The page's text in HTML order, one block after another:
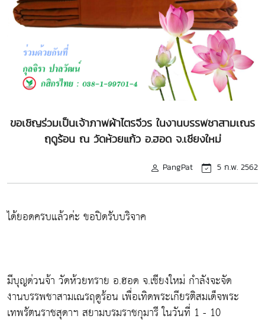
ขอเชิญร่วมเป็นเจ้าภาพผ้าไตรจีวร ในงานบรรพชาสามเณร
ฤดูร้อน ณ วัดห้วยแก้ว อ.ฮอด จ.เชียงใหม่
PangPat 5 ก.พ. 2562
ได้ยอดครบแล้วค่ะ ขอปิดรับบริจาค
มีบุญด่วนจ้า วัดห้วยทราย อ.ฮอด จ.เชียงใหม่ กำลังจะจัด
งานบรรพชาสามเณรฤดูร้อน เพื่อเทิดพระเกียรติสมเด็จพระ
เทพรัตนราชสุดาฯ สยามบรมราชกุมารี ในวันที่ 1 - 10